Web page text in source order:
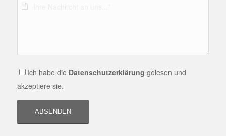
Ich habe die Datenschutzerklärung gelesen und
akzeptiere sie.